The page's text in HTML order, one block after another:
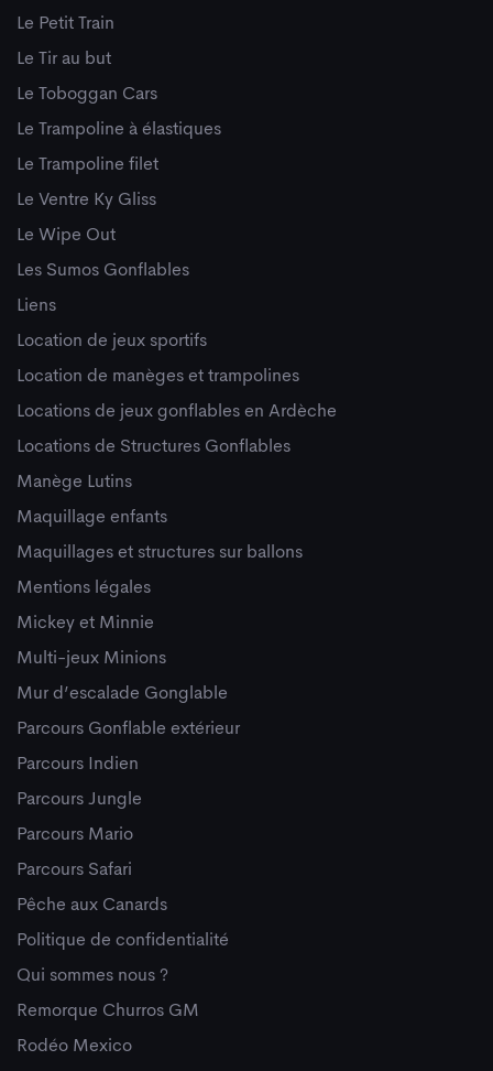
Le Petit Train
Le Tir au but
Le Toboggan Cars
Le Trampoline à élastiques
Le Trampoline filet
Le Ventre Ky Gliss
Le Wipe Out
Les Sumos Gonflables
Liens
Location de jeux sportifs
Location de manèges et trampolines
Locations de jeux gonflables en Ardèche
Locations de Structures Gonflables
Manège Lutins
Maquillage enfants
Maquillages et structures sur ballons
Mentions légales
Mickey et Minnie
Multi-jeux Minions
Mur d’escalade Gonglable
Parcours Gonflable extérieur
Parcours Indien
Parcours Jungle
Parcours Mario
Parcours Safari
Pêche aux Canards
Politique de confidentialité
Qui sommes nous ?
Remorque Churros GM
Rodéo Mexico